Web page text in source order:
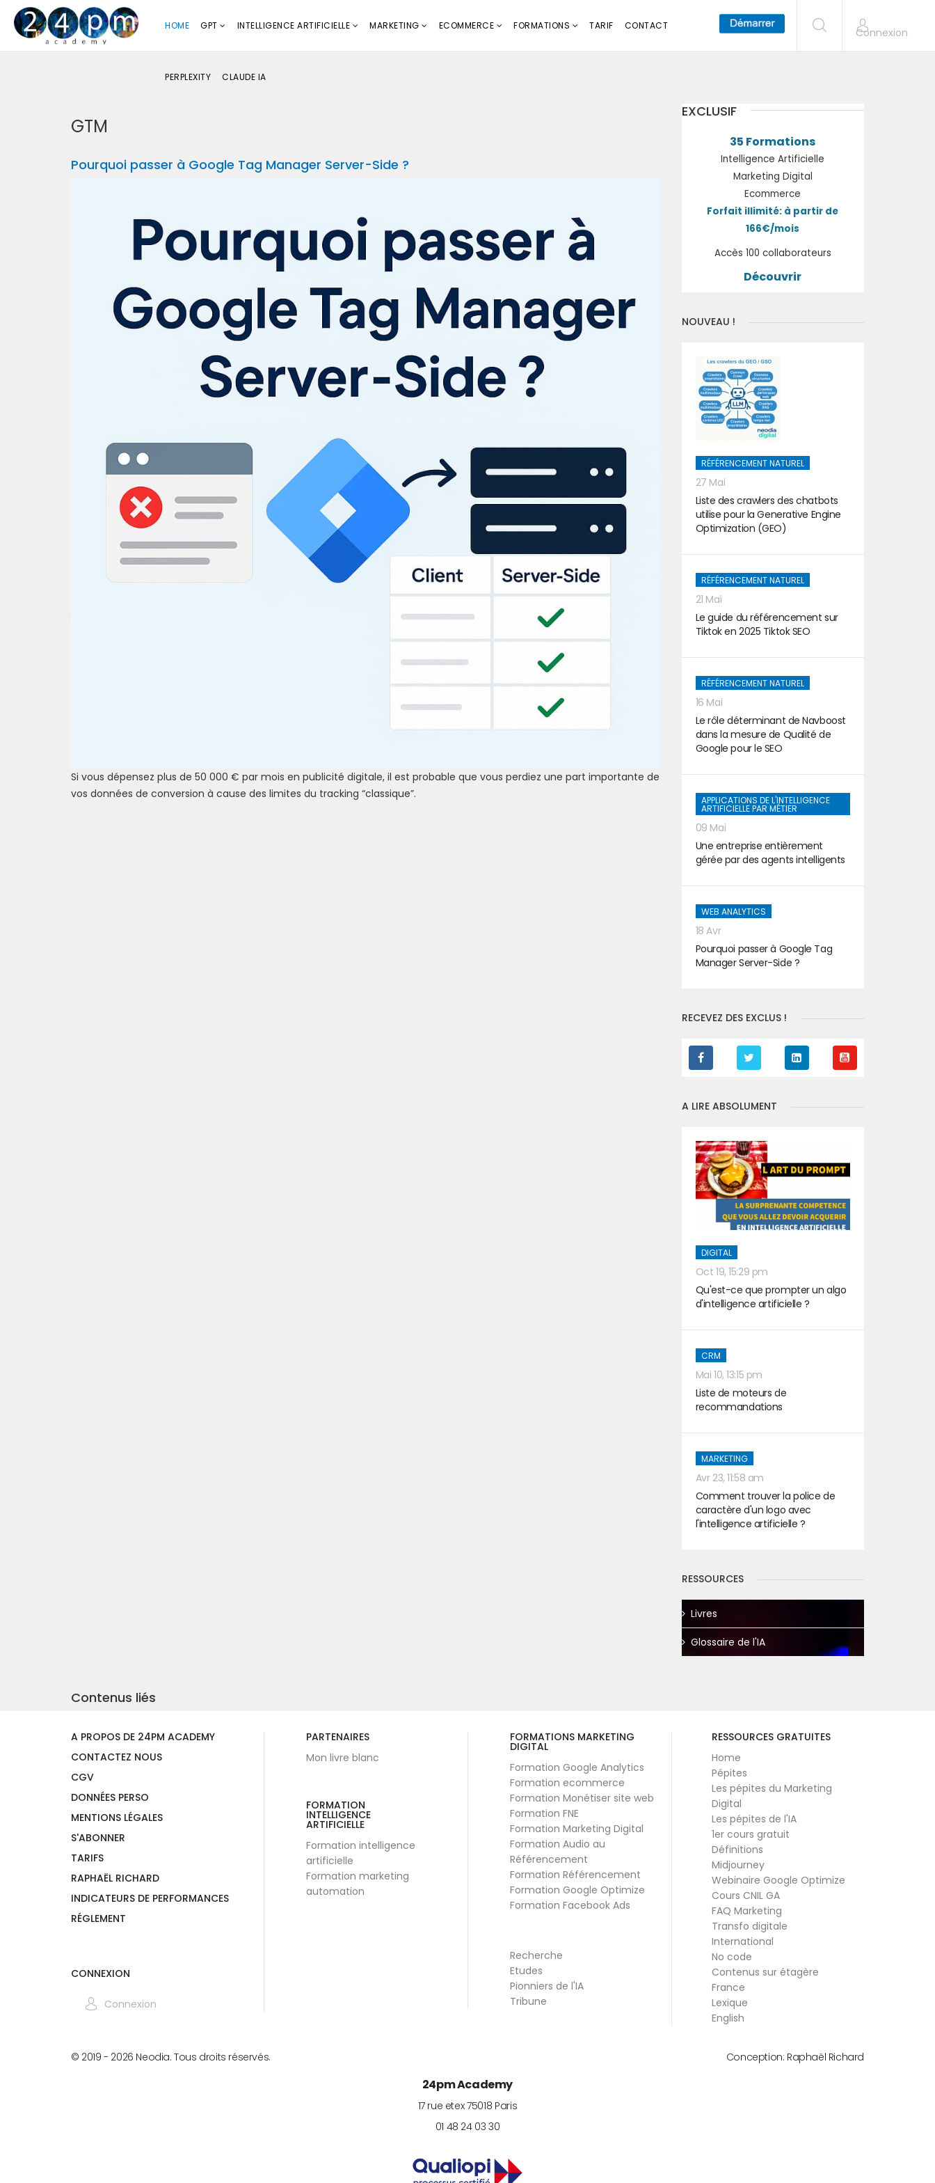
HOME GPT INTELLIGENCE ARTIFICIELLE MARKETING ECOMMERCE FORMATIONS TARIF CONTACT
PERPLEXITY CLAUDE IA
Connexion
GTM
Pourquoi passer à Google Tag Manager Server-Side ?
Si vous dépensez plus de 50 000 € par mois en publicité digitale, il est probable que vous perdiez une part importante de
vos données de conversion à cause des limites du tracking “classique”.
EXCLUSIF
35 Formations
Intelligence Artificielle
Marketing Digital
Ecommerce
Forfait illimité: à partir de
166€/mois
Accès 100 collaborateurs
Découvrir
NOUVEAU !
RÉFÉRENCEMENT NATUREL
27 Mai
Liste des crawlers des chatbots
utilise pour la Generative Engine
Optimization (GEO)
RÉFÉRENCEMENT NATUREL
21 Mai
Le guide du référencement sur
Tiktok en 2025 Tiktok SEO
RÉFÉRENCEMENT NATUREL
16 Mai
Le rôle déterminant de Navboost
dans la mesure de Qualité de
Google pour le SEO
APPLICATIONS DE L'INTELLIGENCE
ARTIFICIELLE PAR MÉTIER
09 Mai
Une entreprise entièrement
gérée par des agents intelligents
WEB ANALYTICS
18 Avr
Pourquoi passer à Google Tag
Manager Server-Side ?
RECEVEZ DES EXCLUS !
A LIRE ABSOLUMENT
DIGITAL
Oct 19, 15:29 pm
Qu'est-ce que prompter un algo
d'intelligence artificielle ?
CRM
Mai 10, 13:15 pm
Liste de moteurs de
recommandations
MARKETING
Avr 23, 11:58 am
Comment trouver la police de
caractère d'un logo avec
l'intelligence artificielle ?
RESSOURCES
Livres
Glossaire de l'IA
Contenus liés
A PROPOS DE 24PM ACADEMY
CONTACTEZ NOUS
CGV
DONNÉES PERSO
MENTIONS LÉGALES
S'ABONNER
TARIFS
RAPHAËL RICHARD
INDICATEURS DE PERFORMANCES
RÉGLEMENT
CONNEXION
Connexion
PARTENAIRES
Mon livre blanc
FORMATION
INTELLIGENCE
ARTIFICIELLE
Formation intelligence
artificielle
Formation marketing
automation
FORMATIONS MARKETING
DIGITAL
Formation Google Analytics
Formation ecommerce
Formation Monétiser site web
Formation FNE
Formation Marketing Digital
Formation Audio au
Référencement
Formation Référencement
Formation Google Optimize
Formation Facebook Ads
Recherche
Etudes
Pionniers de l'IA
Tribune
RESSOURCES GRATUITES
Home
Pépites
Les pépites du Marketing
Digital
Les pépites de l'IA
1er cours gratuit
Définitions
Midjourney
Webinaire Google Optimize
Cours CNIL GA
FAQ Marketing
Transfo digitale
International
No code
Contenus sur étagère
France
Lexique
English
© 2019 - 2026 Neodia. Tous droits réservés. Conception: Raphaël Richard
24pm Academy
17 rue etex 75018 Paris
01 48 24 03 30